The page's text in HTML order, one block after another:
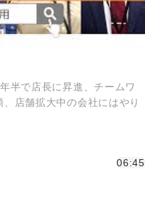
半で店長に昇進、チームワ
店舗拡大中の会社にはやり
06:45